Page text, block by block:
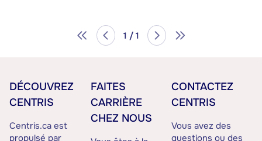
1 / 1
DÉCOUVREZ
CENTRIS
Centris.ca est
propulsé par
FAITES
CARRIÈRE
CHEZ NOUS
CONTACTEZ
CENTRIS
Vous avez des
questions ou des